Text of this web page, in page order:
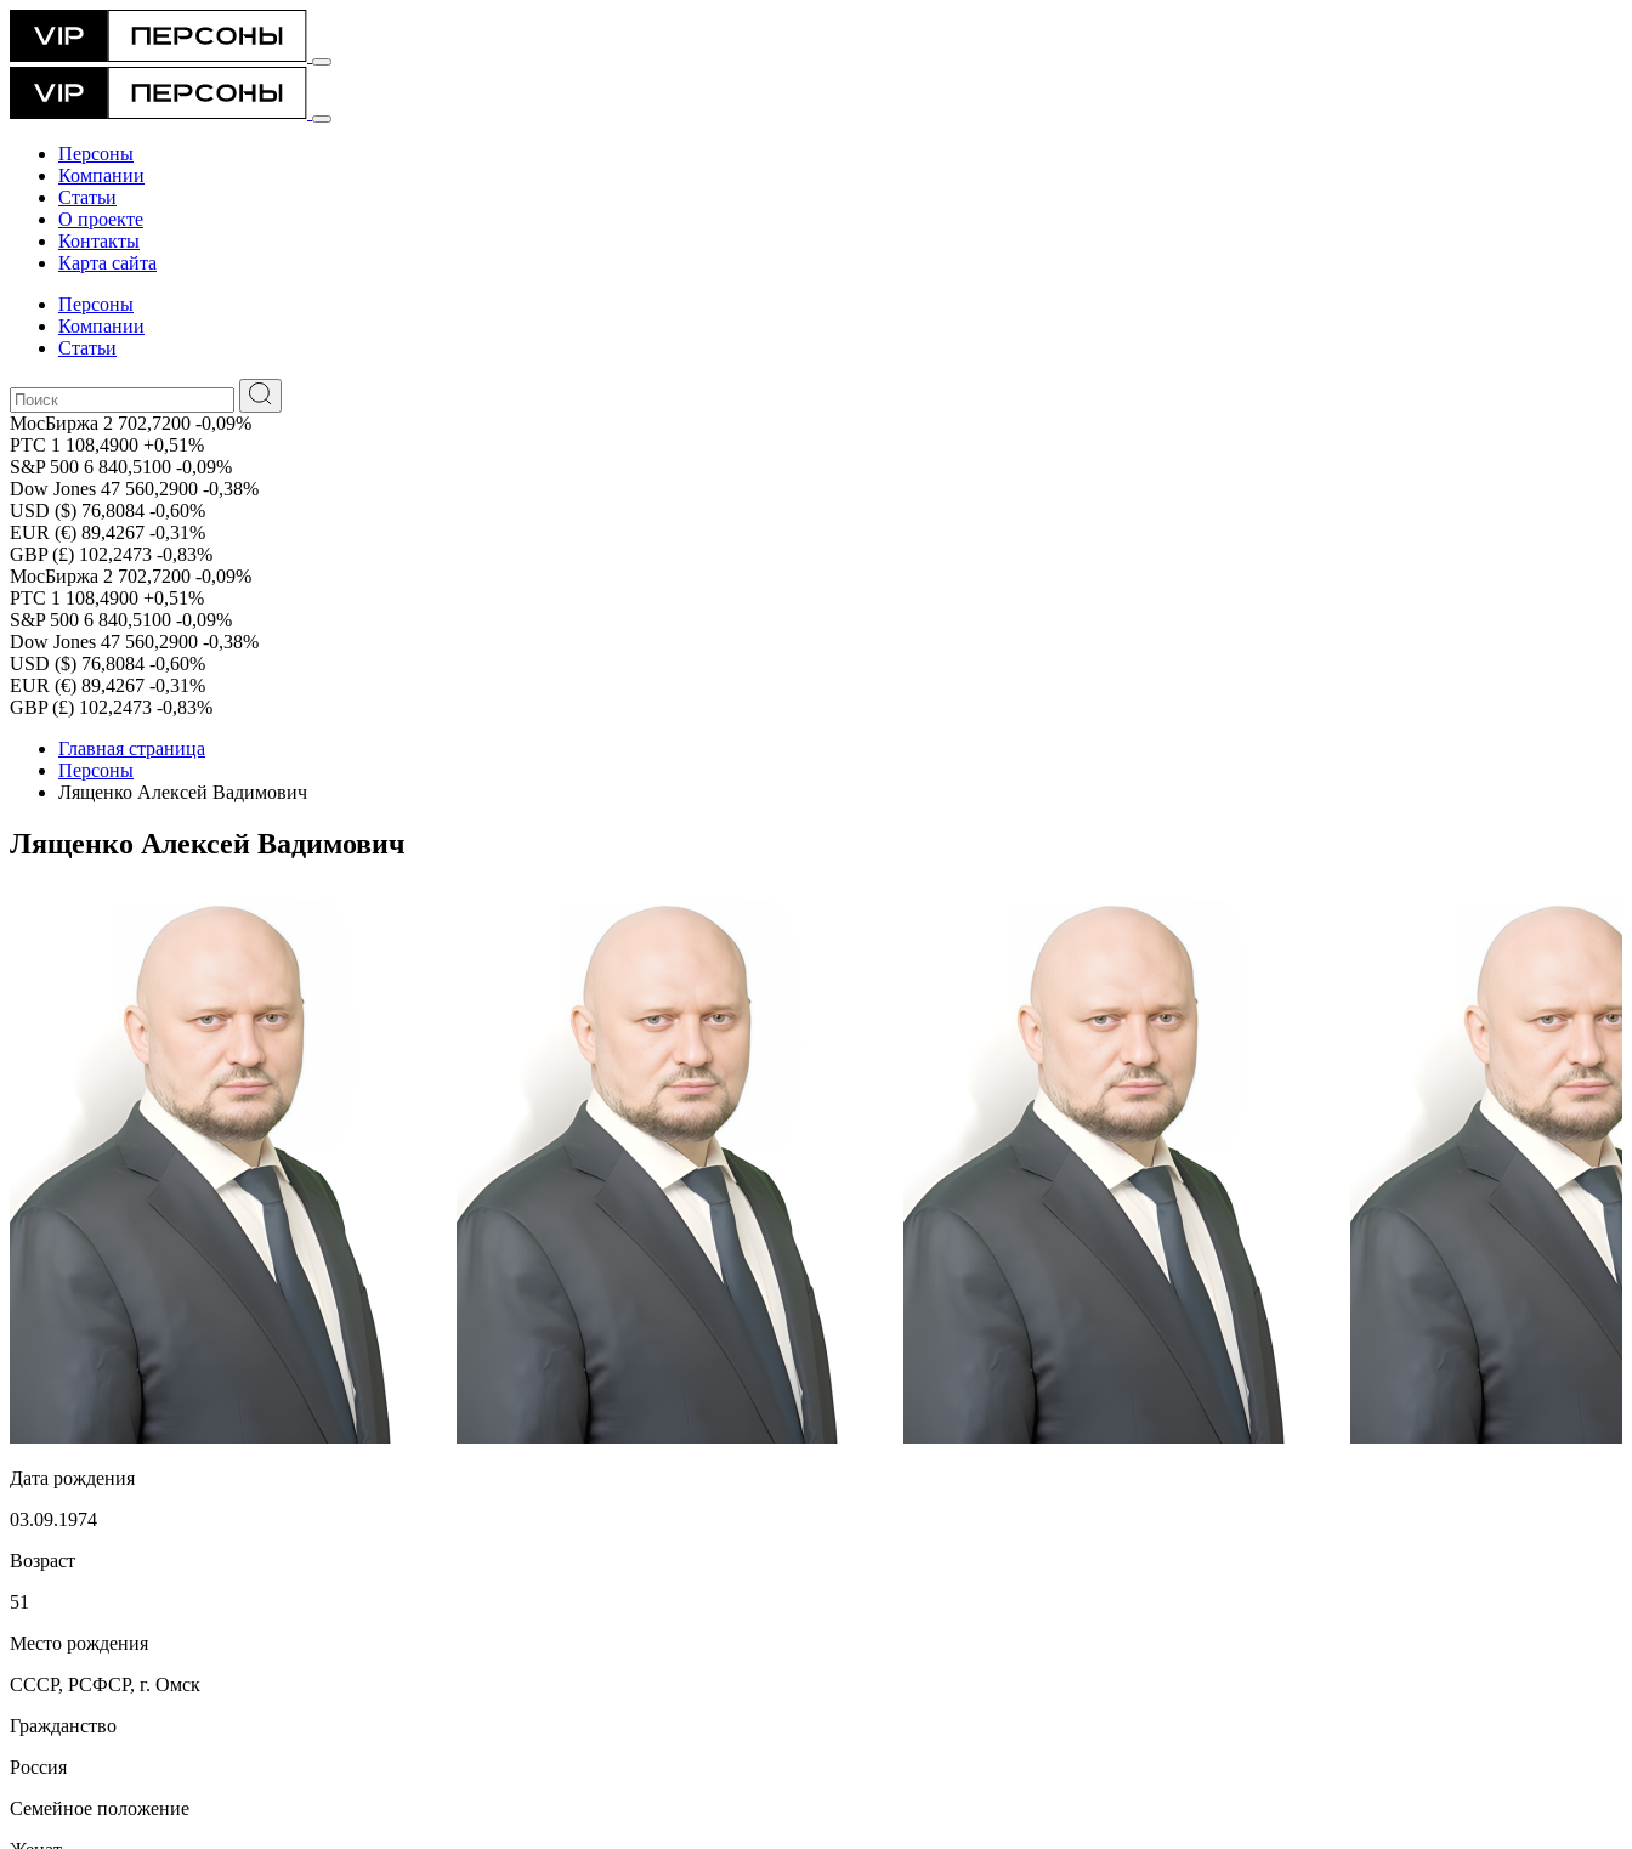
Персоны
Компании
Статьи
О проекте
Контакты
Карта сайта
Персоны
Компании
Статьи
МосБиржа 2 702,7200 -0,09%
РТС 1 108,4900 +0,51%
S&P 500 6 840,5100 -0,09%
Dow Jones 47 560,2900 -0,38%
USD ($) 76,8084 -0,60%
EUR (€) 89,4267 -0,31%
GBP (£) 102,2473 -0,83%
МосБиржа 2 702,7200 -0,09%
РТС 1 108,4900 +0,51%
S&P 500 6 840,5100 -0,09%
Dow Jones 47 560,2900 -0,38%
USD ($) 76,8084 -0,60%
EUR (€) 89,4267 -0,31%
GBP (£) 102,2473 -0,83%
Главная страница
Персоны
Лященко Алексей Вадимович
Лященко Алексей Вадимович
Дата рождения
03.09.1974
Возраст
51
Место рождения
СССР, РСФСР, г. Омск
Гражданство
Россия
Семейное положение